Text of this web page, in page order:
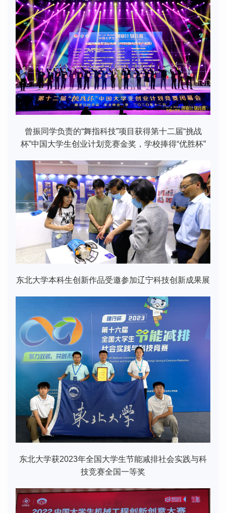
曾振同学负责的“舞指科技”项目获得第十二届“挑战
杯”中国大学生创业计划竞赛金奖，学校捧得“优胜杯”
东北大学本科生创新作品受邀参加辽宁科技创新成果展
东北大学获2023年全国大学生节能减排社会实践与科
技竞赛全国一等奖